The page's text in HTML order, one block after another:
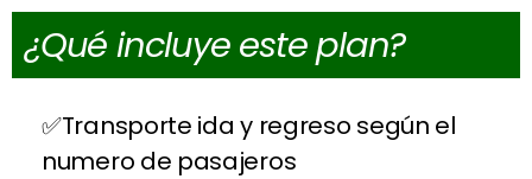
¿Qué incluye este plan?
Transporte ida y regreso según el
numero de pasajeros